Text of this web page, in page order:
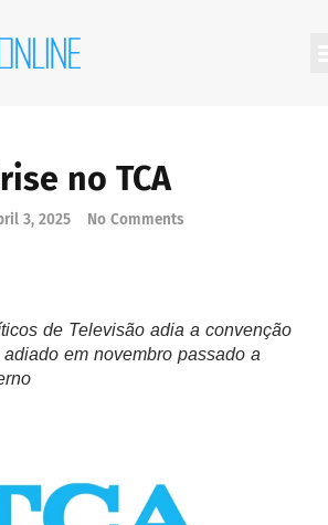
no TCA
3, 2025 No Comments
de Televisão adia a convenção
em novembro passado a